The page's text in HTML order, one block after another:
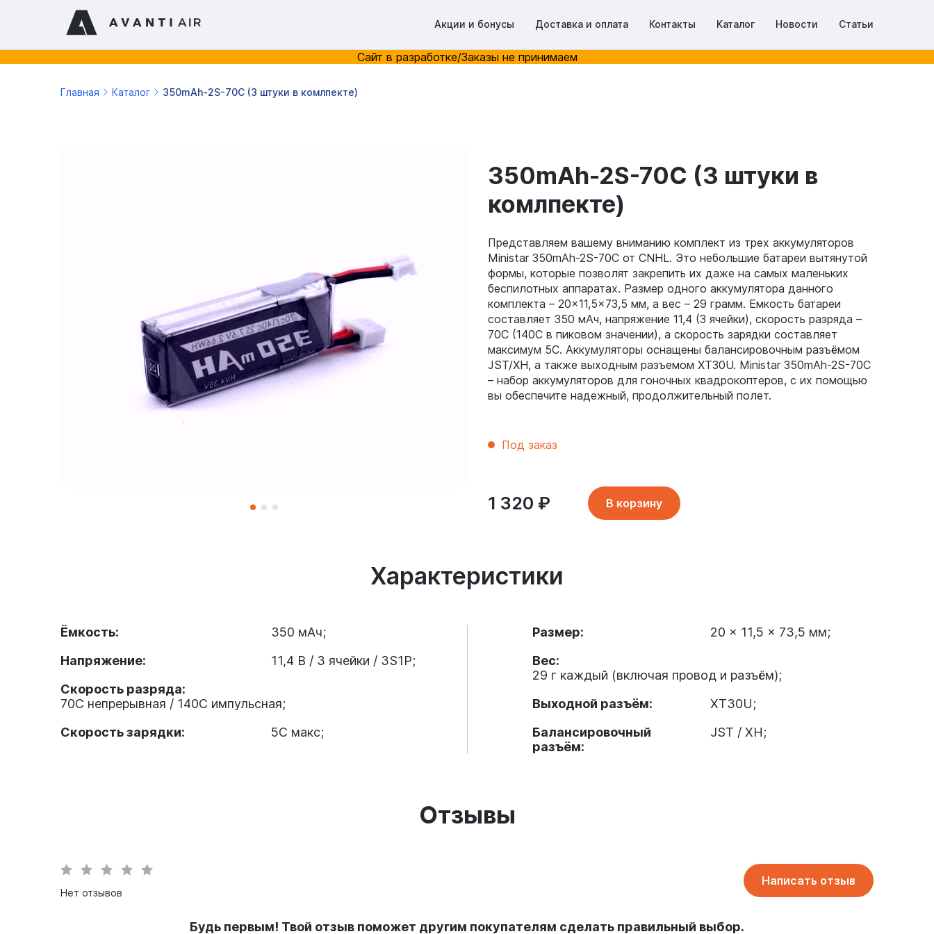
Акции и бонусы Доставка и оплата Контакты Каталог Новости Статьи
Сайт в разработке/Заказы не принимаем
Главная Каталог 350mAh-2S-70C (3 штуки в комлпекте)
350mAh-2S-70C (3 штуки в
комлпекте)
Представляем вашему вниманию комплект из трех аккумуляторов
Ministar 350mAh-2S-70C от CNHL. Это небольшие батареи вытянутой
формы, которые позволят закрепить их даже на самых маленьких
беспилотных аппаратах. Размер одного аккумулятора данного
комплекта – 20×11,5×73,5 мм, а вес – 29 грамм. Емкость батареи
составляет 350 мАч, напряжение 11,4 (3 ячейки), скорость разряда –
70С (140С в пиковом значении), а скорость зарядки составляет
максимум 5С. Аккумуляторы оснащены балансировочным разъёмом
JST/XH, а также выходным разъемом XT30U. Ministar 350mAh-2S-70C
– набор аккумуляторов для гоночных квадрокоптеров, с их помощью
вы обеспечите надежный, продолжительный полет.
Под заказ
1 320 ₽ В корзину
Характеристики
Ёмкость:
350 мАч;
Напряжение:
11,4 В / 3 ячейки / 3S1P;
Скорость разряда:
70C непрерывная / 140C импульсная;
Скорость зарядки:
5C макс;
Размер:
20 × 11,5 × 73,5 мм;
Вес:
29 г каждый (включая провод и разъём);
Выходной разъём:
XT30U;
Балансировочный
разъём:
JST / XH;
Отзывы
Нет отзывов
Написать отзыв
Будь первым! Твой отзыв поможет другим покупателям сделать правильный выбор.